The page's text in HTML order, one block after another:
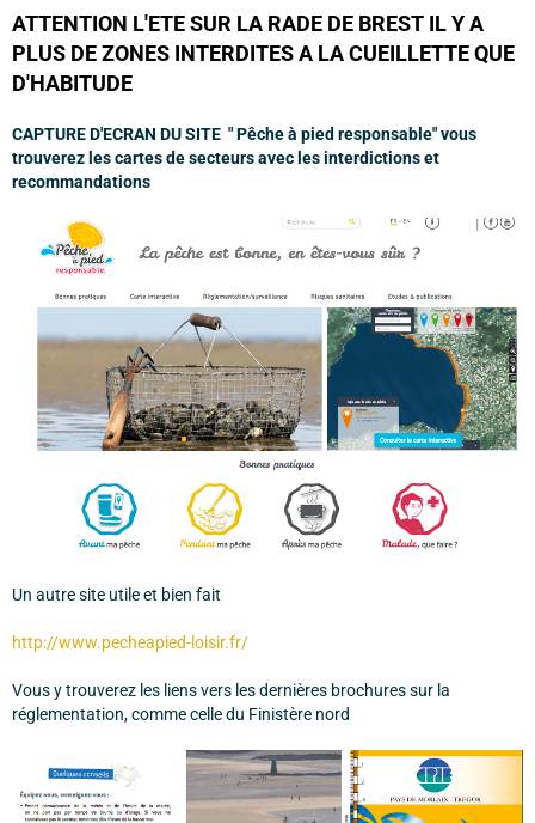
ATTENTION L'ETE SUR LA RADE DE BREST IL Y A
PLUS DE ZONES INTERDITES A LA CUEILLETTE QUE
D'HABITUDE
CAPTURE D'ECRAN DU SITE " Pêche à pied responsable" vous
trouverez les cartes de secteurs avec les interdictions et
recommandations
Un autre site utile et bien fait
http://www.pecheapied-loisir.fr/
Vous y trouverez les liens vers les dernières brochures sur la
réglementation, comme celle du Finistère nord